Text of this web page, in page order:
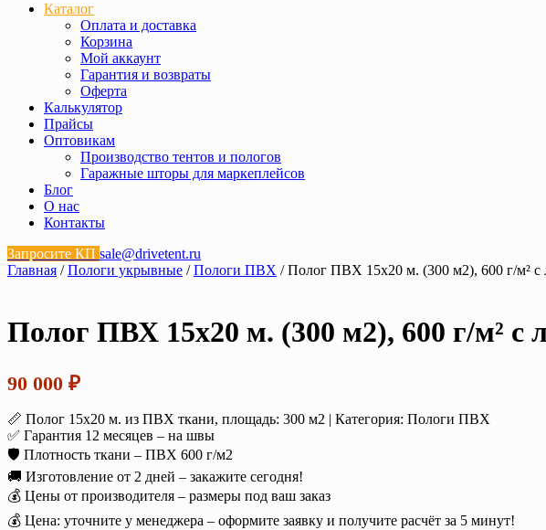
Каталог
Оплата и доставка
Корзина
Мой аккаунт
Гарантия и возвраты
Оферта
Калькулятор
Прайсы
Оптовикам
Производство тентов и пологов
Гаражные шторы для маркеплейсов
Блог
О нас
Контакты
Запросите КП sale@drivetent.ru
Главная /Пологи укрывные /Пологи ПВХ / Полог ПВХ 15х20 м. (300 м2), 600 г/м² с
Полог ПВХ 15х20 м. (300 м2), 600 г/м² с
90 000 ₽
📏 Полог 15х20 м. из ПВХ ткани, площадь: 300 м2 | Категория: Пологи ПВХ
✅ Гарантия 12 месяцев – на швы
🛡️ Плотность ткани – ПВХ 600 г/м2
🚚 Изготовление от 2 дней – закажите сегодня!
💰 Цены от производителя – размеры под ваш заказ
💰 Цена: уточните у менеджера – оформите заявку и получите расчёт за 5 минут!